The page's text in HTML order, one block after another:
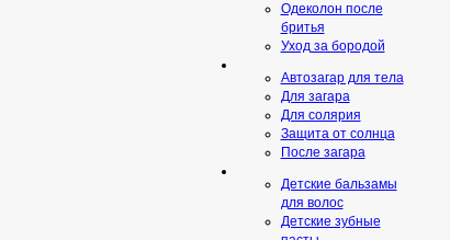
Одеколон после
бритья
Уход за бородой
Автозагар для тела
Для загара
Для солярия
Защита от солнца
После загара
Детские бальзамы
для волос
Детские зубные